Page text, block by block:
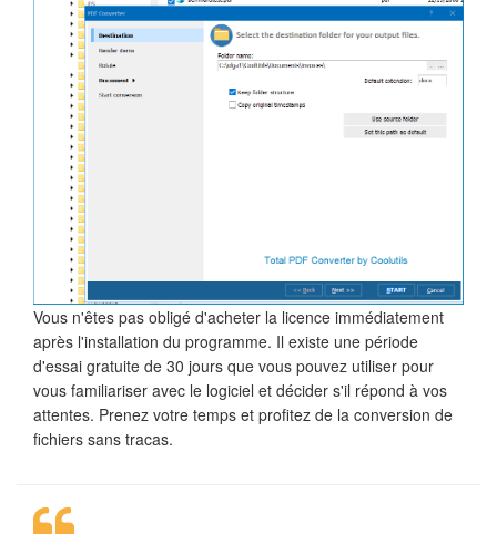
Vous n'êtes pas obligé d'acheter la licence immédiatement
après l'installation du programme. Il existe une période
d'essai gratuite de 30 jours que vous pouvez utiliser pour
vous familiariser avec le logiciel et décider s'il répond à vos
attentes. Prenez votre temps et profitez de la conversion de
fichiers sans tracas.